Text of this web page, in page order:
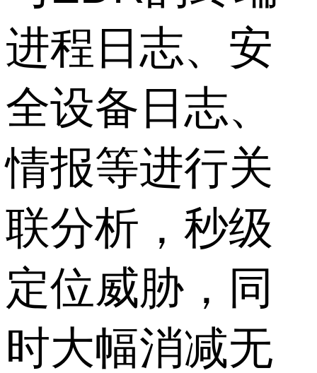
进程日志、安
全设备日志、
情报等进行关
联分析，秒级
定位威胁，同
时大幅消减无